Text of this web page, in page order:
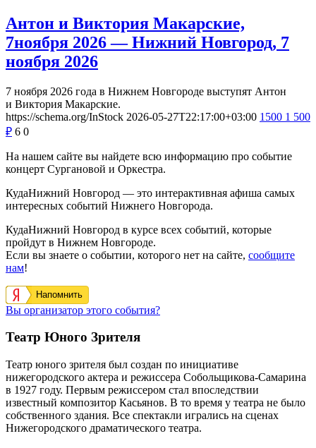
Антон и Виктория Макарские,
7ноября 2026 — Нижний Новгород, 7
ноября 2026
7 ноября 2026 года в Нижнем Новгороде выступят Антон
и Виктория Макарские.
https://schema.org/InStock 2026-05-27T22:17:00+03:00 1500 1 500
₽ 6 0
На нашем сайте вы найдете всю информацию про событие
концерт Сургановой и Оркестра.
КудаНижний Новгород — это интерактивная афиша самых
интересных событий Нижнего Новгорода.
КудаНижний Новгород в курсе всех событий, которые
пройдут в Нижнем Новгороде.
Если вы знаете о событии, которого нет на сайте, сообщите
нам!
Напомнить
Вы организатор этого события?
Театр Юного Зрителя
Театр юного зрителя был создан по инициативе
нижегородского актера и режиссера Собольщикова-Самарина
в 1927 году. Первым режиссером стал впоследствии
известный композитор Касьянов. В то время у театра не было
собственного здания. Все спектакли игрались на сценах
Нижегородского драматического театра.